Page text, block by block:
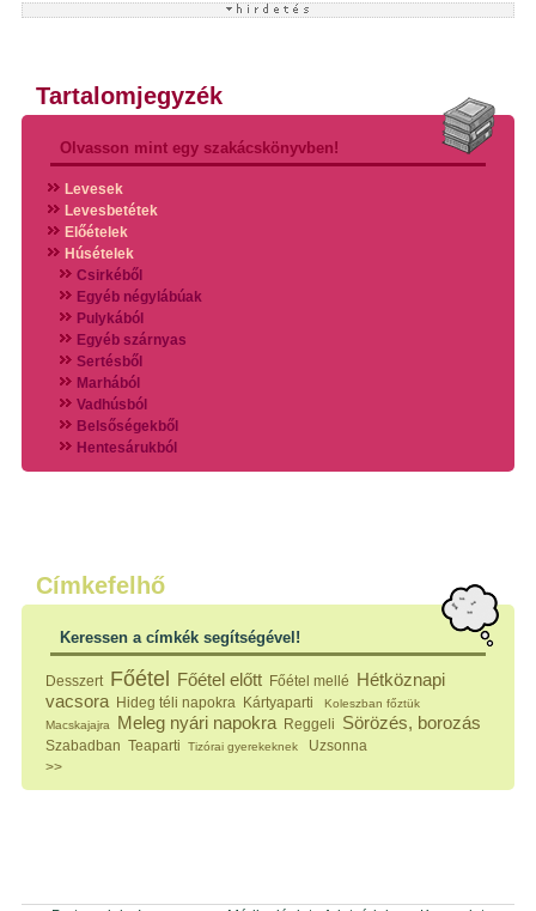
Tartalomjegyzék
Olvasson mint egy szakácskönyvben!
Levesek
Levesbetétek
Előételek
Húsételek
Csirkéből
Egyéb négylábúak
Pulykából
Egyéb szárnyas
Sertésből
Marhából
Vadhúsból
Belsőségekből
Hentesárukból
Vadszárnyasokból
Köretek
Klasszikus főzelékek
Zöldséges ételek
Hidegkonyhai készítmények
Főtt tészták
Zsiradékban sült tészták
Sütőben sült tészták
Mártások
Fűszerkeverékek, ízesítők
Címkefelhő
Keressen a címkék segítségével!
Desszert Főétel Főétel előtt Főétel mellé Hétköznapi
vacsora Hideg téli napokra Kártyaparti
Koleszban főztük
Macskajajra
Meleg nyári napokra Reggeli Sörözés, borozás
Szabadban Teaparti Tizórai gyerekeknek
Uzsonna
>>